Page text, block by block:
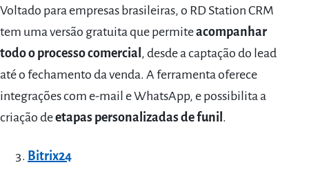
Voltado para empresas brasileiras, o RD Station CRM
tem uma versão gratuita que permiteacompanhar
todo o processo comercial, desde a captação do lead
até o fechamento da venda. A ferramenta oferece
integrações com e-mail e WhatsApp, e possibilita a
criação deetapas personalizadas de funil.
Bitrix24